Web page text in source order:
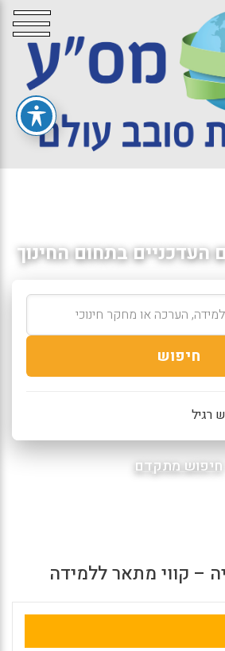
בתחום החינוך
חיפוש
רגיל
חיפוש מתקדם
– קווי מתאר ללמידה